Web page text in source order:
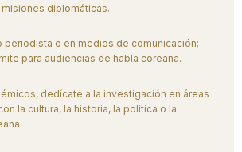
diplomáticas.
periodista o en medios de comunicación;
para audiencias de habla coreana.
dedícate a la investigación en áreas
la cultura, la historia, la política o la